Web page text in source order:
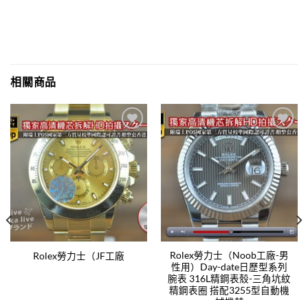
相關商品
Add to
wishlist
Rolex勞力士（JF工廠
Add to
wishlist
Rolex勞力士（Noob工廠-男
性用）Day-date日歷型系列
腕表 316L精鋼表殼-三角坑紋
精鋼表圈 搭配3255型自動機